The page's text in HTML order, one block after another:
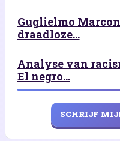
Guglielmo
draadloze...
Analyse van
El negro...
SCHRIJF